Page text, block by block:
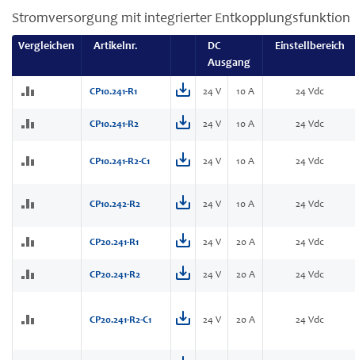
Stromversorgung mit integrierter Entkopplungsfunktion
Vergleichen Artikelnr.
DC
Ausgang
Einstellbereich
CP10.241-R1 24 V 10 A 24 Vdc
CP10.241-R2 24 V 10 A 24 Vdc
CP10.241-R2-C1 24 V 10 A 24 Vdc
CP10.242-R2 24 V 10 A 24 Vdc
CP20.241-R1 24 V 20 A 24 Vdc
CP20.241-R2 24 V 20 A 24 Vdc
CP20.241-R2-C1 24 V 20 A 24 Vdc